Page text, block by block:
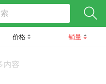
价格 销量
内容